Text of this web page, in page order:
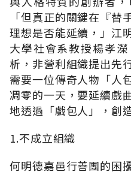
「但真正的關鍵在『
理想是否能延續，」江
大學社會系教授楊孝
析，非營利組織提出先
需要一位傳奇人物「人
凋零的一天，要延續戲
地透過「戲包人」，創
1.不成立組織
何明德嘉邑行善團的困